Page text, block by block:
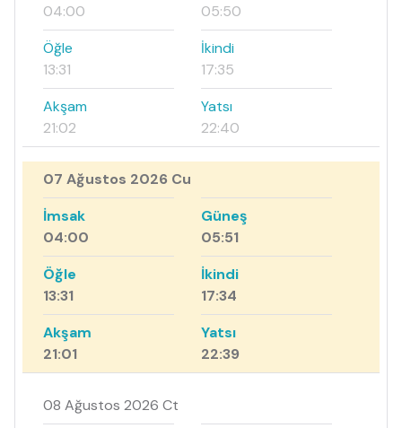
04:00
05:50
Öğle
13:31
İkindi
17:35
Akşam
21:02
Yatsı
22:40
07 Ağustos 2026 Cu
İmsak
04:00
Güneş
05:51
Öğle
13:31
İkindi
17:34
Akşam
21:01
Yatsı
22:39
08 Ağustos 2026 Ct